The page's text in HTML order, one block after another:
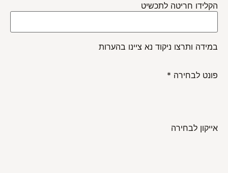
הקלידו חריטה לתכשיט
במידה ותרצו ניקוד נא ציינו בהערות
פונט לבחירה *
אייקון לבחירה